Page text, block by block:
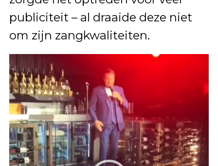
publiciteit – al draaide deze niet
om zijn zangkwaliteiten.